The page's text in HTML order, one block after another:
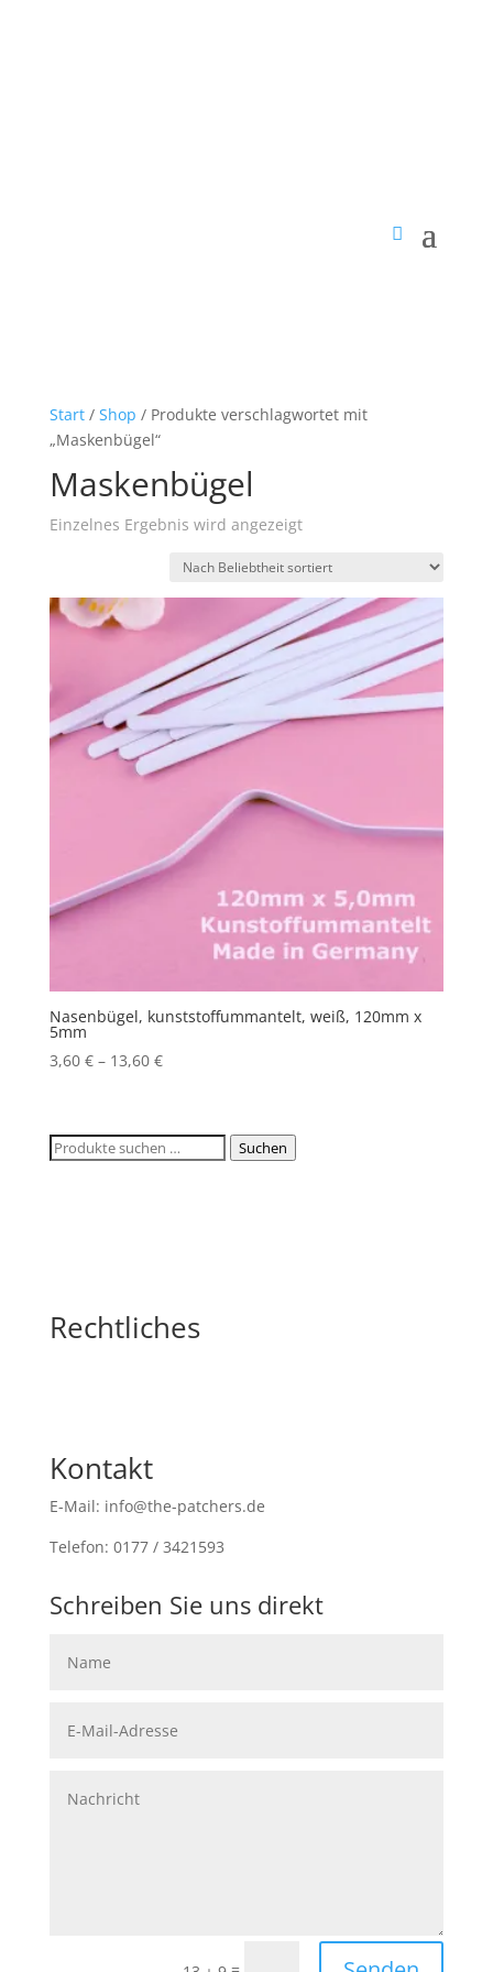
Start/ Shop / Produkte verschlagwortet mit
„Maskenbügel“
Maskenbügel
Einzelnes Ergebnis wird angezeigt
Nasenbügel, kunststoffummantelt, weiß, 120mm x
5mm
3,60 €– 13,60 €
Suchen
Suchen
Rechtliches
Kontakt
E-Mail: info@the-patchers.de
Telefon: 0177 / 3421593
Schreiben Sie uns direkt